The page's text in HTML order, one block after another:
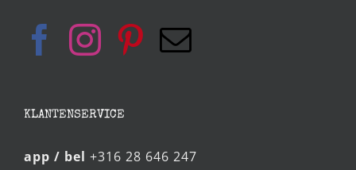
KLANTENSERVICE
app / bel +316 28 646 247